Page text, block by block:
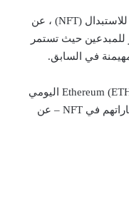
أعلنت شركة OpenSea ، وهي سوق رئيسية للتوكنات غير القابلة للاستبدال (NFT) ، عن
حيث تستمر
في السابق.
OpenSea في حجم تداول Ethereum (ETH) اليومي
حيث يبحث المستخدمون – الذين يتوقعون عوائد أكبر على استثماراتهم في NFT – عن